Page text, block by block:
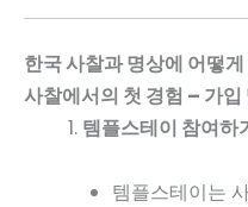
한국 사찰과 명상에 어떻
사찰에서의 첫 경험 – 가입
템플스테이 참여하
템플스테이는